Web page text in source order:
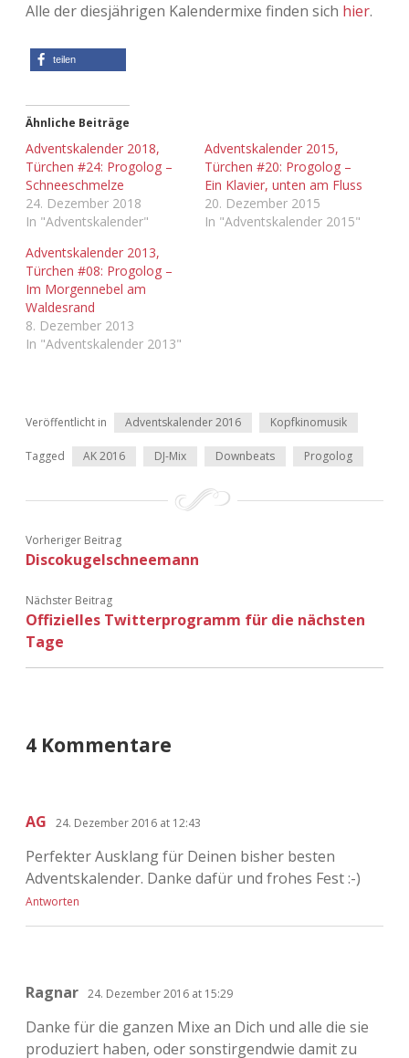
Alle der diesjährigen Kalendermixe finden sich hier.
teilen
Ähnliche Beiträge
Adventskalender 2018,
Türchen #24: Progolog –
Schneeschmelze
24. Dezember 2018
In "Adventskalender"
Adventskalender 2015,
Türchen #20: Progolog –
Ein Klavier, unten am Fluss
20. Dezember 2015
In "Adventskalender 2015"
Adventskalender 2013,
Türchen #08: Progolog –
Im Morgennebel am
Waldesrand
8. Dezember 2013
In "Adventskalender 2013"
Veröffentlicht in Adventskalender 2016 Kopfkinomusik
Tagged AK 2016 DJ-Mix Downbeats Progolog
Vorheriger Beitrag
Discokugelschneemann
Nächster Beitrag
Offizielles Twitterprogramm für die nächsten
Tage
4 Kommentare
AG 24. Dezember 2016 at 12:43
Perfekter Ausklang für Deinen bisher besten
Adventskalender. Danke dafür und frohes Fest :-)
Antworten
Ragnar 24. Dezember 2016 at 15:29
Danke für die ganzen Mixe an Dich und alle die sie
produziert haben, oder sonstirgendwie damit zu